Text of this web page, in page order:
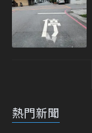
熱門新聞